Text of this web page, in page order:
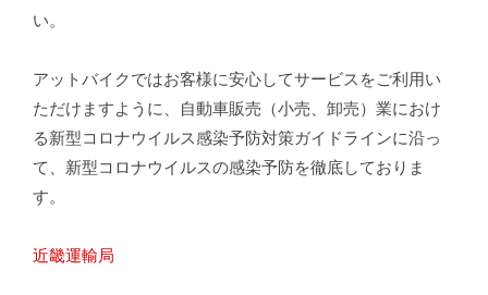
い。
アットバイクではお客様に安心してサービスをご利用い
ただけますように、自動車販売（小売、卸売）業におけ
る新型コロナウイルス感染予防対策ガイドラインに沿っ
て、新型コロナウイルスの感染予防を徹底しておりま
す。
近畿運輸局